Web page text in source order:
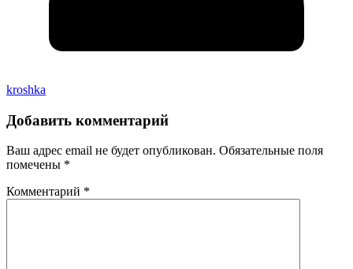
kroshka
Добавить комментарий
Ваш адрес email не будет опубликован. Обязательные поля
помечены *
Комментарий *